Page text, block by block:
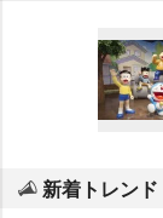
新着トレンド